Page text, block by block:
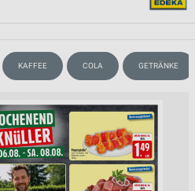
KAFFEE COLA GETRÄNKE